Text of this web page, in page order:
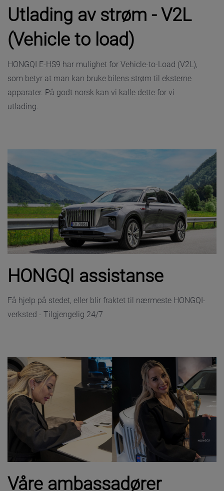
Utlading av strøm - V2L
(Vehicle to load)
HONGQI E-HS9 har mulighet for Vehicle-to-Load (V2L),
som betyr at man kan bruke bilens strøm til eksterne
apparater. På godt norsk kan vi kalle dette for vi
utlading.
HONGQI assistanse
Få hjelp på stedet, eller blir fraktet til nærmeste HONGQI-
verksted - Tilgjengelig 24/7
Våre ambassadører